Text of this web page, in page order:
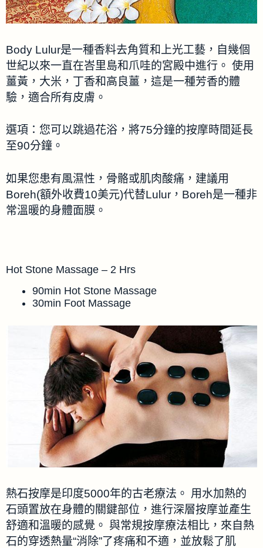
Body Lulur是一種香料去角質和上光工藝，自幾個
世紀以來一直在峇里島和爪哇的宮殿中進行。 使用
薑黃，大米，丁香和高良薑，這是一種芳香的體
驗，適合所有皮膚。
選項：您可以跳過花浴，將75分鐘的按摩時間延長
至90分鐘。
如果您患有風濕性，骨骼或肌肉酸痛，建議用
Boreh(額外收費10美元)代替Lulur，Boreh是一種非
常溫暖的身體面膜。
Hot Stone Massage – 2 Hrs
90min Hot Stone Massage
30min Foot Massage
熱石按摩是印度5000年的古老療法。 用水加熱的
石頭置放在身體的關鍵部位，進行深層按摩並產生
舒適和溫暖的感覺。 與常規按摩療法相比，來自熱
石的穿透熱量“消除”了疼痛和不適，並放鬆了肌